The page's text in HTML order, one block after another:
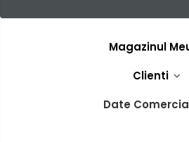
Magazinul
Clienti
Date